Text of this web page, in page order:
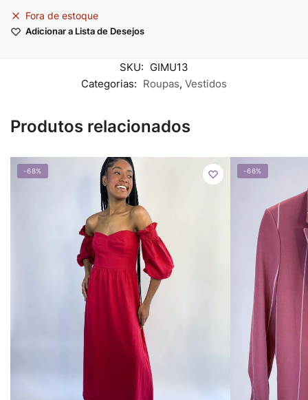
Fora de estoque
Adicionar a Lista de Desejos
SKU: GIMU13
Categorias: Roupas, Vestidos
Produtos relacionados
-68% -66%